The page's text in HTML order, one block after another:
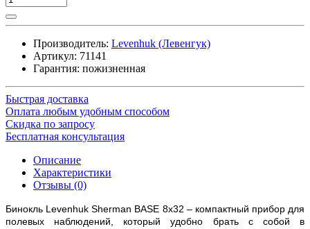
Производитель: Levenhuk (Левенгук)
Артикул: 71141
Гарантия: пожизненная
Быстрая доставка
Оплата любым удобным способом
Скидка по запросу
Бесплатная консультация
Описание
Характеристики
Отзывы (0)
Бинокль Levenhuk Sherman BASE 8x32 – компактный прибор для
полевых наблюдений, который удобно брать с собой в